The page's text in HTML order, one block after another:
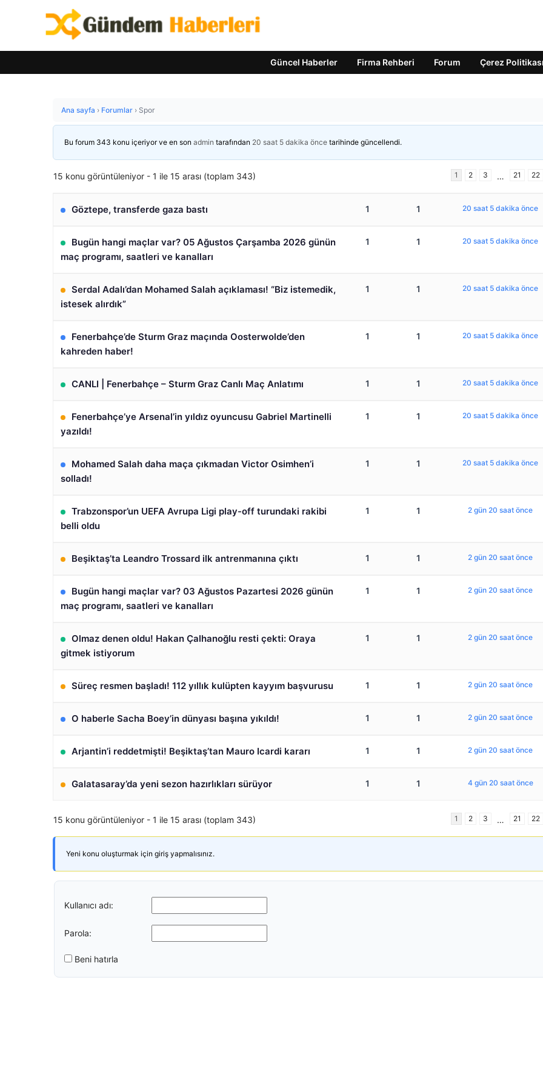
Güncel Haberler Firma Rehberi Forum Çerez Politikası
Ana sayfa › Forumlar › Spor
Bu forum 343 konu içeriyor ve en son admin tarafından 20 saat 5 dakika önce tarihinde güncellendi.
15 konu görüntüleniyor - 1 ile 15 arası (toplam 343) 1 2 3 … 21 22
Göztepe, transferde gaza bastı 1 1 20 saat 5 dakika önce
Bugün hangi maçlar var? 05 Ağustos Çarşamba 2026 günün
maç programı, saatleri ve kanalları
1 1 20 saat 5 dakika önce
Serdal Adalı’dan Mohamed Salah açıklaması! “Biz istemedik,
istesek alırdık”
1 1 20 saat 5 dakika önce
Fenerbahçe’de Sturm Graz maçında Oosterwolde’den
kahreden haber!
1 1 20 saat 5 dakika önce
CANLI | Fenerbahçe – Sturm Graz Canlı Maç Anlatımı 1 1 20 saat 5 dakika önce
Fenerbahçe’ye Arsenal’in yıldız oyuncusu Gabriel Martinelli
yazıldı!
1 1 20 saat 5 dakika önce
Mohamed Salah daha maça çıkmadan Victor Osimhen’i
solladı!
1 1 20 saat 5 dakika önce
Trabzonspor’un UEFA Avrupa Ligi play-off turundaki rakibi
belli oldu
1 1 2 gün 20 saat önce
Beşiktaş’ta Leandro Trossard ilk antrenmanına çıktı 1 1 2 gün 20 saat önce
Bugün hangi maçlar var? 03 Ağustos Pazartesi 2026 günün
maç programı, saatleri ve kanalları
1 1 2 gün 20 saat önce
Olmaz denen oldu! Hakan Çalhanoğlu resti çekti: Oraya
gitmek istiyorum
1 1 2 gün 20 saat önce
Süreç resmen başladı! 112 yıllık kulüpten kayyım başvurusu 1 1 2 gün 20 saat önce
O haberle Sacha Boey’in dünyası başına yıkıldı! 1 1 2 gün 20 saat önce
Arjantin’i reddetmişti! Beşiktaş’tan Mauro Icardi kararı 1 1 2 gün 20 saat önce
Galatasaray’da yeni sezon hazırlıkları sürüyor 1 1 4 gün 20 saat önce
15 konu görüntüleniyor - 1 ile 15 arası (toplam 343) 1 2 3 … 21 22
Yeni konu oluşturmak için giriş yapmalısınız.
Kullanıcı adı:
Parola:
Beni hatırla